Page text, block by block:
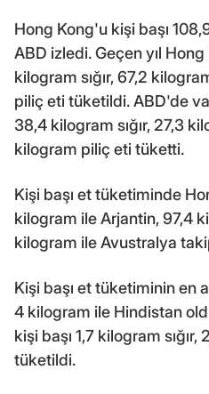
Hong Kong'u kişi başı
ABD izledi. Geçen yıl
kilogram sığır, 67,2
piliç eti tüketildi. ABD'de
38,4 kilogram sığır, 27,3
kilogram piliç eti tüketti.
Kişi başı et tüketiminde
kilogram ile Arjantin, 97,4
kilogram ile Avustralya
Kişi başı et tüketiminin en
4 kilogram ile Hindistan
kişi başı 1,7 kilogram
tüketildi.